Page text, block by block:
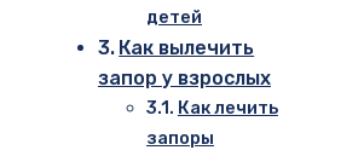
детей
Как вылечить
запор у взрослых
Как лечить
запоры